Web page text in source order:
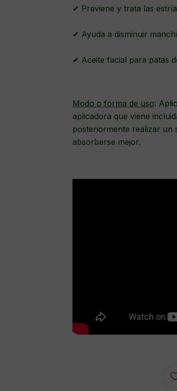
✔ Previene y trata las
✔ Ayuda a disminuir
✔ Aceite facial para patas
Modo o forma de uso:
aplicadora que viene
posteriormente realizar un
absorberse mejor.